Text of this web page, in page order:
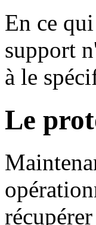
En ce
support
à le
Le